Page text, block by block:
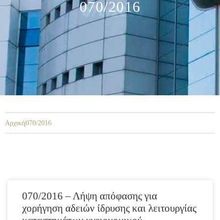
070/2016
Αρχική070/2016
070/2016 – Λήψη απόφασης για
χορήγηση αδειών ίδρυσης και λειτουργίας